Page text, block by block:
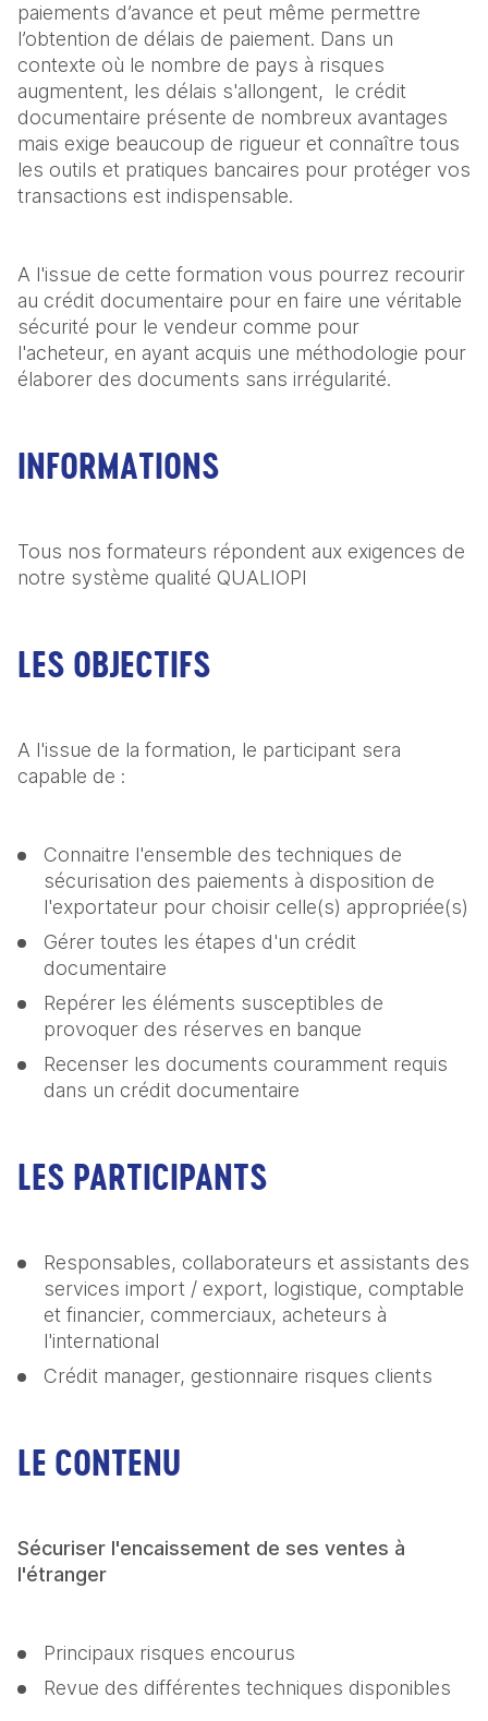
paiements d’avance et peut même permettre
l’obtention de délais de paiement. Dans un
contexte où le nombre de pays à risques
augmentent, les délais s'allongent,  le crédit
documentaire présente de nombreux avantages
mais exige beaucoup de rigueur et connaître tous
les outils et pratiques bancaires pour protéger vos
transactions est indispensable.
A l'issue de cette formation vous pourrez recourir
au crédit documentaire pour en faire une véritable
sécurité pour le vendeur comme pour
l'acheteur, en ayant acquis une méthodologie pour
élaborer des documents sans irrégularité.
INFORMATIONS
Tous nos formateurs répondent aux exigences de
notre système qualité QUALIOPI
LES OBJECTIFS
A l'issue de la formation, le participant sera
capable de :
Connaitre l'ensemble des techniques de
sécurisation des paiements à disposition de
l'exportateur pour choisir celle(s) appropriée(s)
Gérer toutes les étapes d'un crédit
documentaire
Repérer les éléments susceptibles de
provoquer des réserves en banque
Recenser les documents couramment requis
dans un crédit documentaire
LES PARTICIPANTS
Responsables, collaborateurs et assistants des
services import / export, logistique, comptable
et financier, commerciaux, acheteurs à
l'international
Crédit manager, gestionnaire risques clients
LE CONTENU
Sécuriser l'encaissement de ses ventes à
l'étranger
Principaux risques encourus
Revue des différentes techniques disponibles